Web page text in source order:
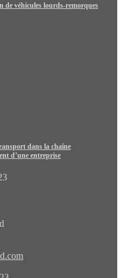
de véhicules lourds-remorques
dans la chaîne
d’une entreprise